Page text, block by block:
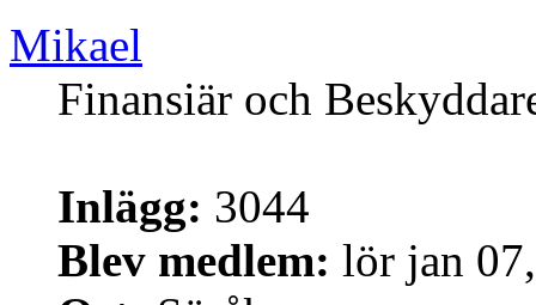
Mikael
Finansiär och
Inlägg: 3044
Blev medlem: lör jan